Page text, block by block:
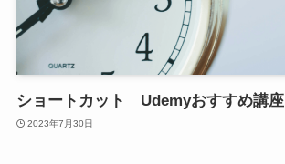
ショートカット Udemyおすすめ講座
2023年7月30日